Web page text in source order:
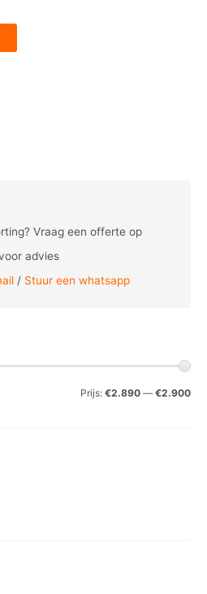
Vraag een offerte op
advies
/ Stuur een whatsapp
MM
Prijs: €2.890 — €2.900